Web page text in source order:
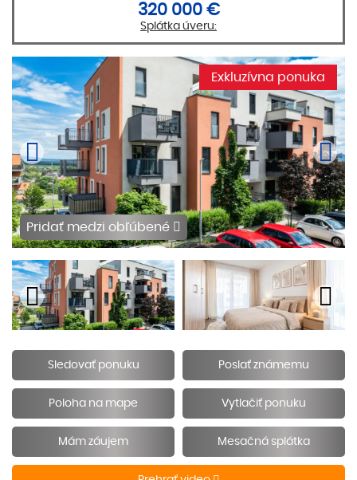
320 000 €
Splátka úveru:
Exkluzívna ponuka
Pridať medzi obľúbené
Sledovať ponuku Poslať známemu
Poloha na mape Vytlačiť ponuku
Mám záujem Mesačná splátka